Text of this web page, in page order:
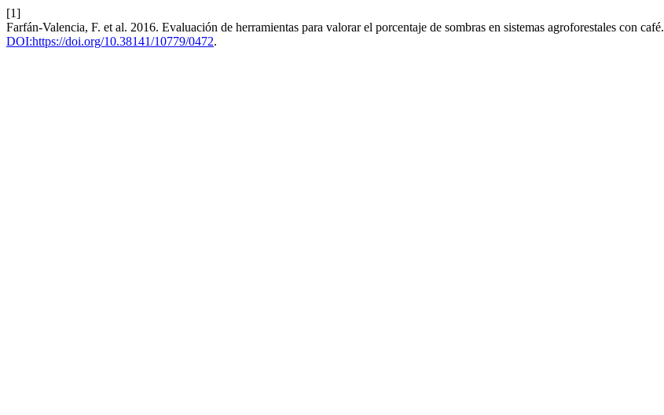
[1]
Farfán-Valencia, F. et al. 2016. Evaluación de herramientas para valorar el porcentaje de sombras en sistemas agroforestales con café.
DOI:https://doi.org/10.38141/10779/0472.